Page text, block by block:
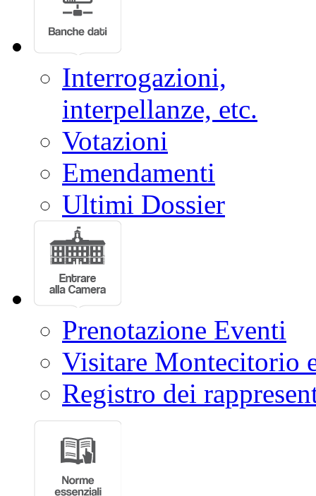
Interrogazioni,
interpellanze, etc.
Votazioni
Emendamenti
Ultimi Dossier
Prenotazione Eventi
Visitare Montecitorio
Registro dei